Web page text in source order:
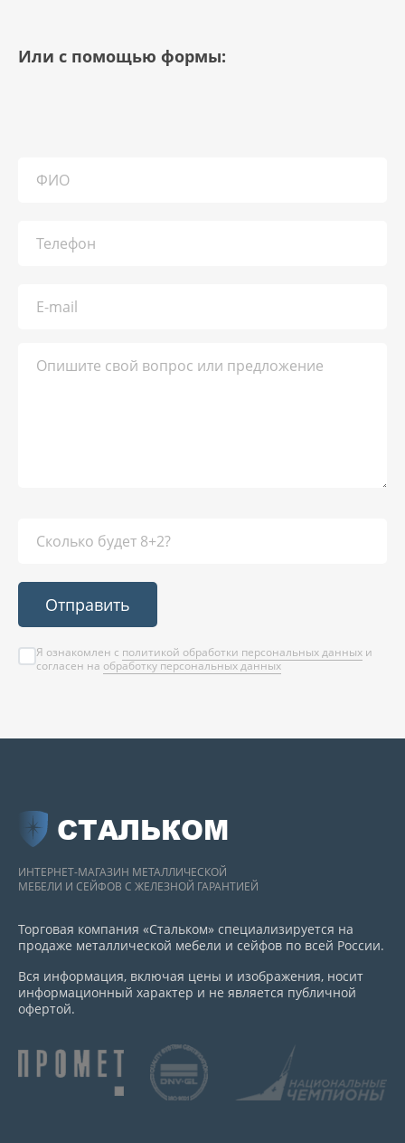
Или с помощью формы:
Отправить
Я ознакомлен с политикой обработки персональных данных и
согласен на обработку персональных данных
СТАЛЬКОМ
ИНТЕРНЕТ-МАГАЗИН МЕТАЛЛИЧЕСКОЙ
МЕБЕЛИ И СЕЙФОВ С ЖЕЛЕЗНОЙ ГАРАНТИЕЙ
Торговая компания «Стальком» специализируется на
продаже металлической мебели и сейфов по всей России.
Вся информация, включая цены и изображения, носит
информационный характер и не является публичной
офертой.